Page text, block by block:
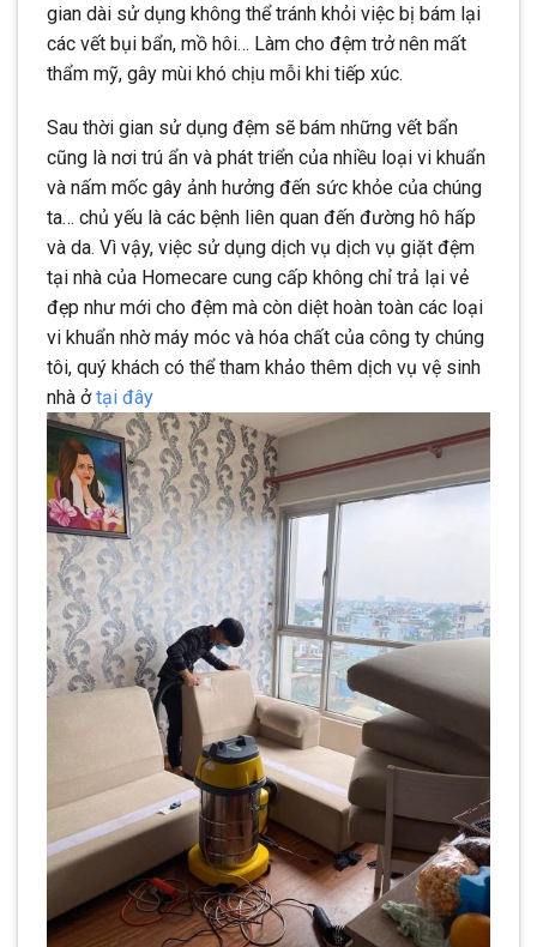
gian dài sử dụng không thể tránh khỏi việc bị bám lại
các vết bụi bẩn, mồ hôi… Làm cho đệm trở nên mất
thẩm mỹ, gây mùi khó chịu mỗi khi tiếp xúc.
Sau thời gian sử dụng đệm sẽ bám những vết bẩn
cũng là nơi trú ẩn và phát triển của nhiều loại vi khuẩn
và nấm mốc gây ảnh hưởng đến sức khỏe của chúng
ta… chủ yếu là các bệnh liên quan đến đường hô hấp
và da. Vì vậy, việc sử dụng dịch vụ dịch vụ giặt đệm
tại nhà của Homecare cung cấp không chỉ trả lại vẻ
đẹp như mới cho đệm mà còn diệt hoàn toàn các loại
vi khuẩn nhờ máy móc và hóa chất của công ty chúng
tôi, quý khách có thể tham khảo thêm dịch vụ vệ sinh
nhà ởtại đây